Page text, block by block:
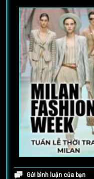
Gửi bình luận của bạn